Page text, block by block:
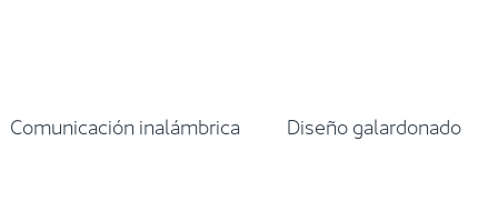
Comunicación inalámbrica Diseño galardonado